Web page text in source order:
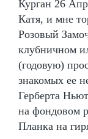
Курган 26
Катя, и мне
Розовый
клубничном
(годовую)
знакомых ее
Герберта
на фондовом
Планка на